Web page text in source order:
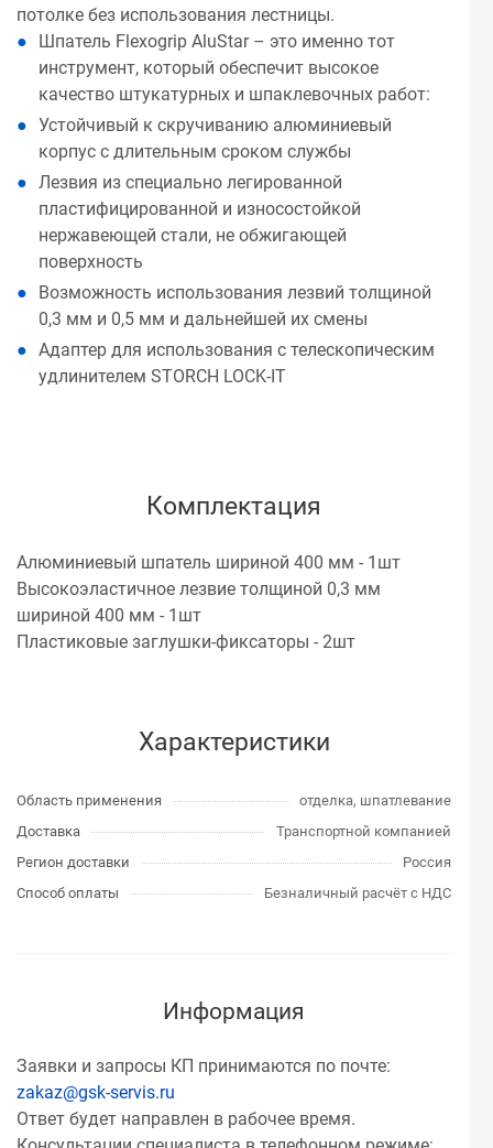
потолке без использования лестницы.
Шпатель Flexogrip AluStar – это именно тот
инструмент, который обеспечит высокое
качество штукатурных и шпаклевочных работ:
Устойчивый к скручиванию алюминиевый
корпус с длительным сроком службы
Лезвия из специально легированной
пластифицированной и износостойкой
нержавеющей стали, не обжигающей
поверхность
Возможность использования лезвий толщиной
0,3 мм и 0,5 мм и дальнейшей их смены
Адаптер для использования с телескопическим
удлинителем STORCH LOCK-IT
Комплектация
Алюминиевый шпатель шириной 400 мм - 1шт
Высокоэластичное лезвие толщиной 0,3 мм
шириной 400 мм - 1шт
Пластиковые заглушки-фиксаторы - 2шт
Характеристики
Область применения
отделка, шпатлевание
Доставка
Транспортной компанией
Регион доставки
Россия
Способ оплаты
Безналичный расчёт с НДС
Информация
Заявки и запросы КП принимаются по почте:
zakaz@gsk-servis.ru
Ответ будет направлен в рабочее время.